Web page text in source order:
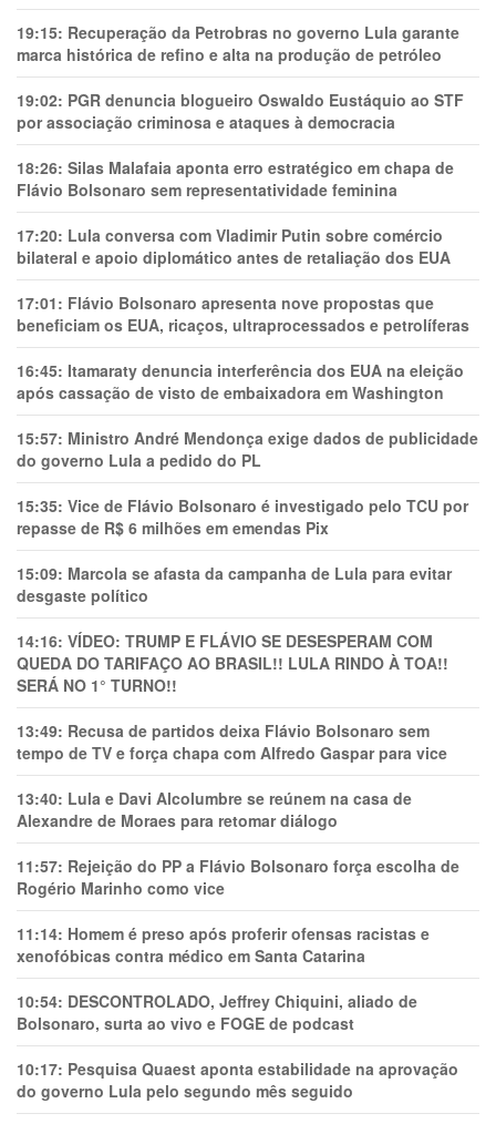
19:15: Recuperação da Petrobras no governo Lula garante
marca histórica de refino e alta na produção de petróleo
19:02: PGR denuncia blogueiro Oswaldo Eustáquio ao STF
por associação criminosa e ataques à democracia
18:26: Silas Malafaia aponta erro estratégico em chapa de
Flávio Bolsonaro sem representatividade feminina
17:20: Lula conversa com Vladimir Putin sobre comércio
bilateral e apoio diplomático antes de retaliação dos EUA
17:01: Flávio Bolsonaro apresenta nove propostas que
beneficiam os EUA, ricaços, ultraprocessados e petrolíferas
16:45: Itamaraty denuncia interferência dos EUA na eleição
após cassação de visto de embaixadora em Washington
15:57: Ministro André Mendonça exige dados de publicidade
do governo Lula a pedido do PL
15:35: Vice de Flávio Bolsonaro é investigado pelo TCU por
repasse de R$ 6 milhões em emendas Pix
15:09: Marcola se afasta da campanha de Lula para evitar
desgaste político
14:16: VÍDEO: TRUMP E FLÁVIO SE DESESPERAM COM
QUEDA DO TARIFAÇO AO BRASIL!! LULA RINDO À TOA!!
SERÁ NO 1° TURNO!!
13:49: Recusa de partidos deixa Flávio Bolsonaro sem
tempo de TV e força chapa com Alfredo Gaspar para vice
13:40: Lula e Davi Alcolumbre se reúnem na casa de
Alexandre de Moraes para retomar diálogo
11:57: Rejeição do PP a Flávio Bolsonaro força escolha de
Rogério Marinho como vice
11:14: Homem é preso após proferir ofensas racistas e
xenofóbicas contra médico em Santa Catarina
10:54: DESCONTROLADO, Jeffrey Chiquini, aliado de
Bolsonaro, surta ao vivo e FOGE de podcast
10:17: Pesquisa Quaest aponta estabilidade na aprovação
do governo Lula pelo segundo mês seguido